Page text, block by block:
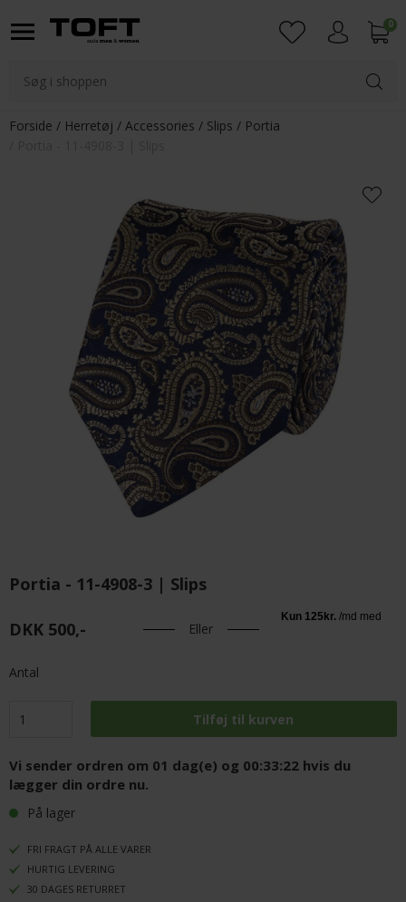
0
Forside Herretøj Accessories Slips
Portia
Portia - 11-4908-3 | Slips
DKK 500,- Eller
Antal
Vi sender ordren om 01 dag(e) og 00:33:22 hvis du
lægger din ordre nu.
På lager
FRI FRAGT PÅ ALLE VARER
HURTIG LEVERING
30 DAGES RETURRET